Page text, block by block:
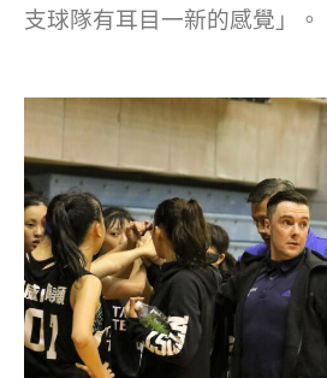
支球隊有耳目一新的感覺」。